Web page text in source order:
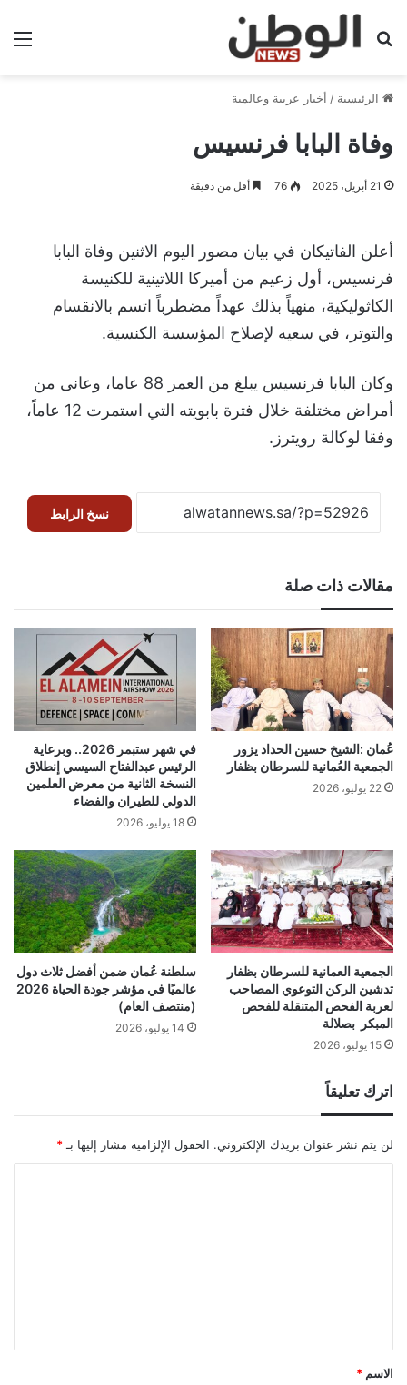
بحث عن
الرئيسية / أخبار عربية وعالمية
وفاة البابا فرنسيس
21 أبريل، 2025 76 أقل من دقيقة
أعلن الفاتيكان في بيان مصور اليوم الاثنين وفاة البابا
فرنسيس، أول زعيم من أميركا اللاتينية للكنيسة
الكاثوليكية، منهياً بذلك عهداً مضطرباً اتسم بالانقسام
والتوتر، في سعيه لإصلاح المؤسسة الكنسية.
وكان البابا فرنسيس يبلغ من العمر 88 عاما، وعانى من
أمراض مختلفة خلال فترة بابويته التي استمرت 12 عاماً،
وفقا لوكالة رويترز.
نسخ الرابط
مقالات ذات صلة
عُمان :الشيخ حسين الحداد يزور
الجمعية العُمانية للسرطان بظفار
22 يوليو، 2026
في شهر ستبمر 2026.. وبرعاية
الرئيس عبدالفتاح السيسي إنطلاق
النسخة الثانية من معرض العلمين
الدولي للطيران والفضاء
18 يوليو، 2026
الجمعية العمانية للسرطان بظفار
تدشين الركن التوعوي المصاحب
لعربة الفحص المتنقلة للفحص
المبكر بصلالة
15 يوليو، 2026
سلطنة عُمان ضمن أفضل ثلاث دول
عالميًا في مؤشر جودة الحياة 2026
(منتصف العام)
14 يوليو، 2026
اترك تعليقاً
لن يتم نشر عنوان بريدك الإلكتروني. الحقول الإلزامية مشار إليها بـ *
*
الاسم *